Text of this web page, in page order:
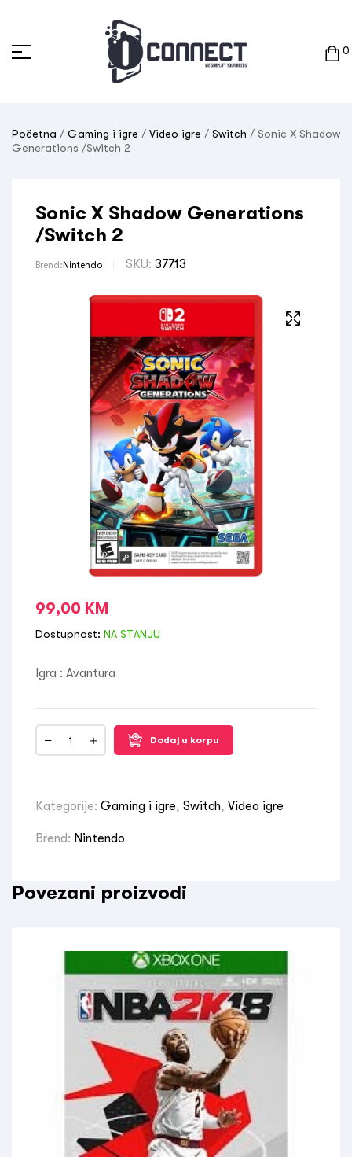
0
Početna / Gaming i igre / Video igre / Switch / Sonic X Shadow
Generations /Switch 2
Sonic X Shadow Generations
/Switch 2
Brend: Nintendo SKU: 37713
99,00 KM
Dostupnost: NA STANJU
Igra : Avantura
Dodaj u korpu
Kategorije: Gaming i igre, Switch, Video igre
Brend: Nintendo
Povezani proizvodi